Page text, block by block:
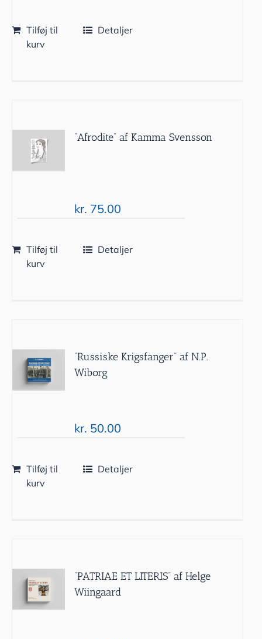
Tilføj til
kurv
Detaljer
”Afrodite” af Kamma Svensson
kr. 75.00
Tilføj til
kurv
Detaljer
“Russiske Krigsfanger” af N.P.
Wiborg
kr. 50.00
Tilføj til
kurv
Detaljer
“PATRIAE ET LITERIS” af Helge
Wiingaard